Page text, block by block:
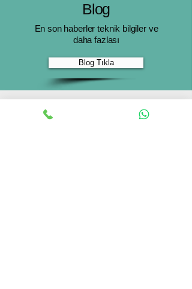
Blog
En son haberler teknik bilgiler ve
daha fazlası
Blog Tıkla